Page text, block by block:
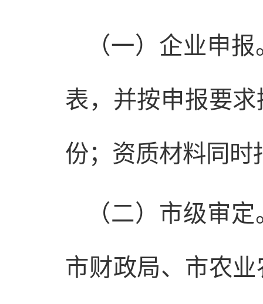
（一）企业申
表，并按申报要
份；资质材料同时
（二）市级审
市财政局、市农